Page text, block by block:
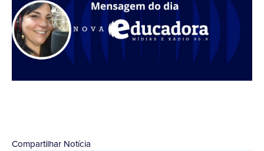
Compartilhar Notícia